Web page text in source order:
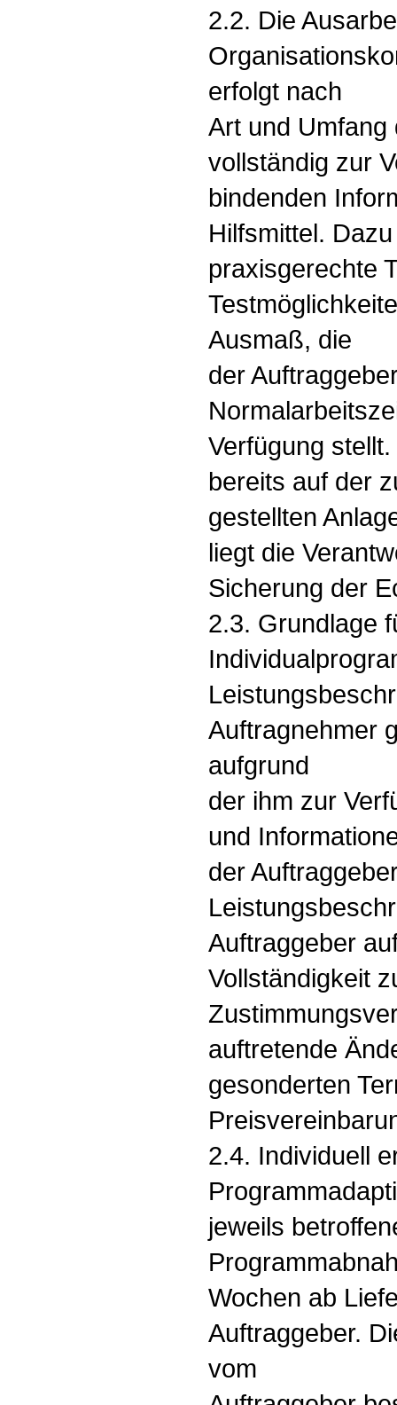
2.2. Die
erfolgt nach
Art und Umfang
vollständig zur
bindenden
Hilfsmittel.
praxisgerechte
Ausmaß, die
der
Verfügung
bereits auf der
gestellten
liegt die
Sicherung der
2.3. Grundlage
Auftragnehmer
aufgrund
der ihm zur
und
der
Auftraggeber
Vollständigkeit
auftretende
gesonderten
2.4. Individuell
jeweils
Wochen ab
Auftraggeber.
vom